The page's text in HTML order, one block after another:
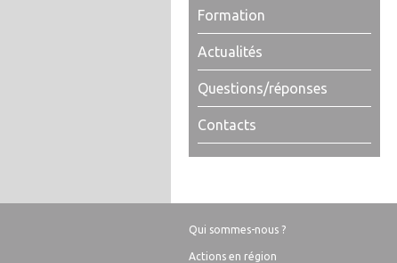
Formation
Actualités
Questions/réponses
Contacts
Qui sommes-nous ?
Actions en région